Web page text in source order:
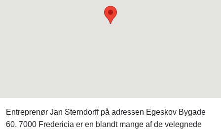
Entreprenør Jan Sterndorff på adressen Egeskov Bygade
60, 7000 Fredericia er en blandt mange af de velegnede